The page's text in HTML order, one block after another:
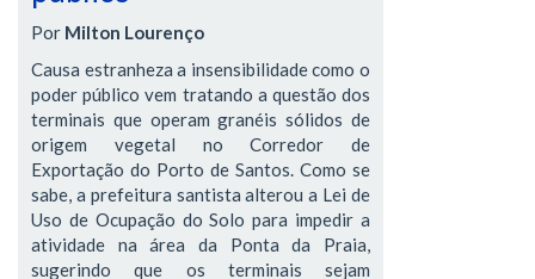
Por Milton Lourenço
Causa estranheza a insensibilidade como o
poder público vem tratando a questão dos
terminais que operam granéis sólidos de
origem vegetal no Corredor de
Exportação do Porto de Santos. Como se
sabe, a prefeitura santista alterou a Lei de
Uso de Ocupação do Solo para impedir a
atividade na área da Ponta da Praia,
sugerindo que os terminais sejam